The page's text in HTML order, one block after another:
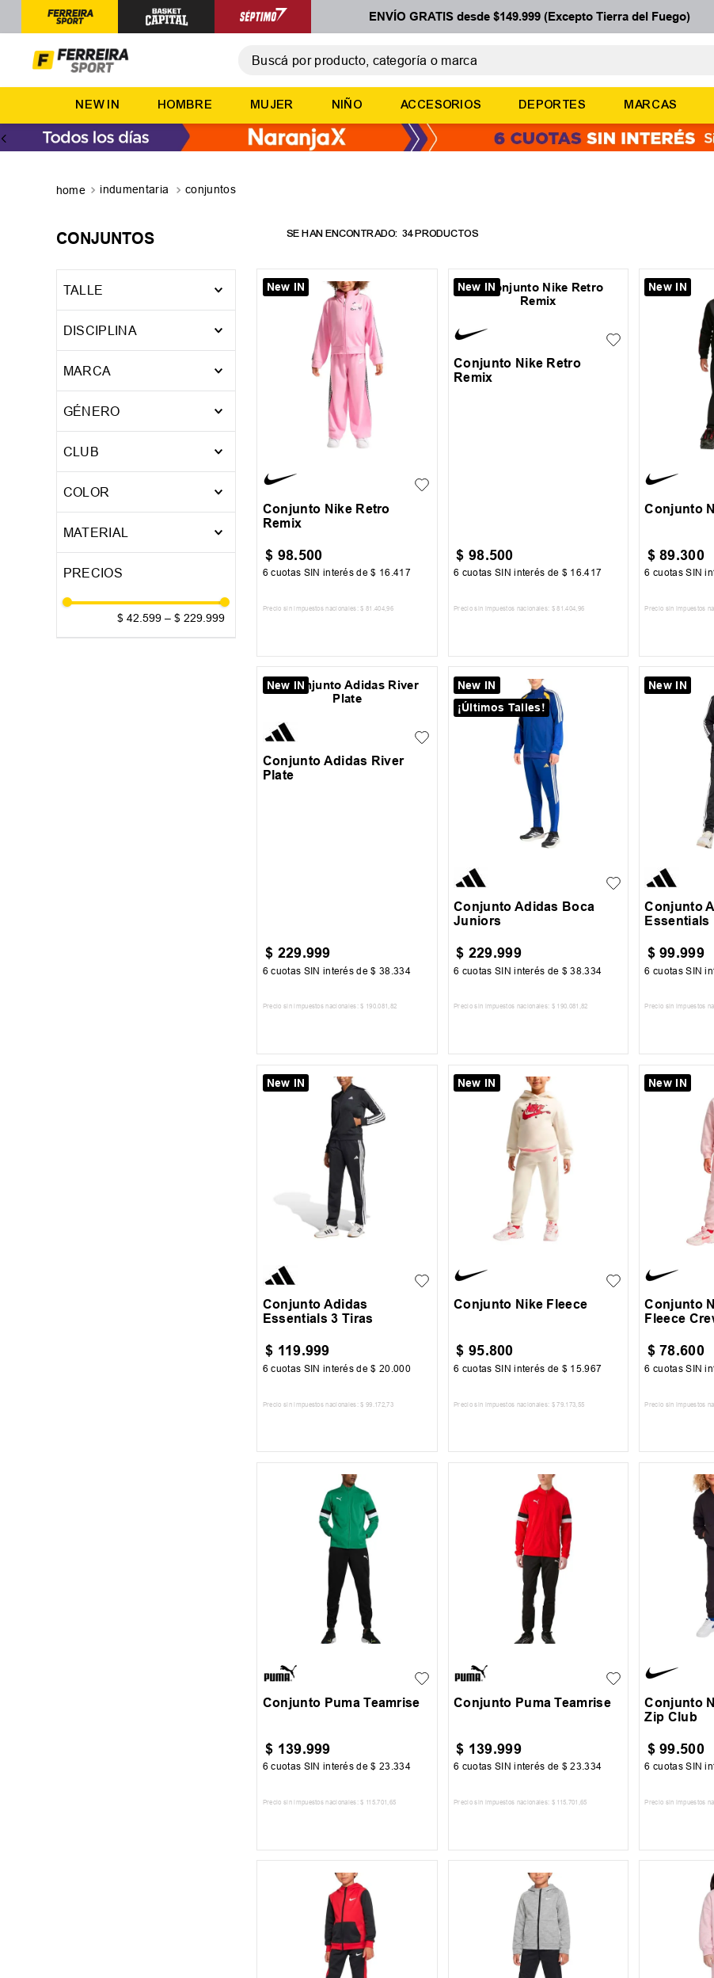
ENVÍO GRATIS desde $149.999 (Excepto Tierra del Fuego)
NEW IN HOMBRE MUJER NIÑO ACCESORIOS DEPORTES MARCAS
indumentaria conjuntos
CONJUNTOS
DISCIPLINA
FUTBOL
TRAINING
MARCA
NBA
Nike
Puma
Topper
GÉNERO
Niño
CLUB
COLOR
CRUDO
LILA
MARINO
MATERIAL
TALLE
0
6M
13-14
5 Mostrar 12 más
$ 42.599 – $ 229.999
34PRODUCTOS
New IN
5 6
Conjunto Nike Retro
Remix
$ 98.500
6 cuotas SIN interés de$ 16 .417
Precio sin impuestos nacionales: $ 81 .404,96
New IN
4 6
Conjunto Nike Retro
Remix
$ 98.500
6 cuotas SIN interés de $ 16.417
Precio sin impuestos nacionales: $ 81 .404,96
New IN
Conjunto
$ 89.300
6 cuotas SIN
Precio sin impuestos
New IN
M
Conjunto Adidas River
Plate
$ 229.999
6 cuotas SIN interés de$ 38 .334
Precio sin impuestos nacionales: $ 190.081 ,82
New IN
¡Últimos Talles!
Conjunto Adidas Boca
Juniors
$ 229.999
6 cuotas SIN interés de $ 38 .334
Precio sin impuestos nacionales: $ 190.081 ,82
New IN
15-16
Conjunto
Essentials
$ 99.999
6 cuotas SIN
Precio sin impuestos
New IN
Conjunto Adidas
Essentials 3 Tiras
$ 119.999
6 cuotas SIN interés de$ 20 .000
Precio sin impuestos nacionales: $ 99 172,73
New IN
6
Conjunto Nike Fleece
$ 95.800
6 cuotas SIN interés de $ 15.967
Precio sin impuestos nacionales: $ 79. 173 55
New IN
3
Conjunto
Fleece
$ 78.600
6 cuotas SIN
Precio sin impuestos
L
Conjunto Puma Teamrise
$ 139.999
6 cuotas SIN interés de$ 23 .334
Precio sin impuestos nacionales: $ 115.701 65
L
Conjunto Puma Teamrise
$ 139.999
6 cuotas SIN interés de $ 23.334
Precio sin impuestos nacionales: $ 115 701 65
Conjunto
Zip Club
$ 99.500
6 cuotas SIN
Precio sin impuestos
TÉRMINOS MÁS BUSCADOS
2
zapatillas
5. zapatillas adidas